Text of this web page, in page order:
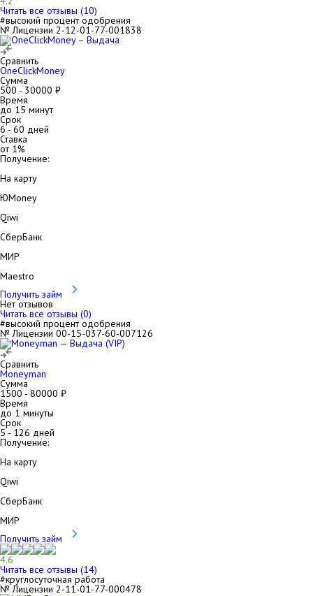
Читать все отзывы (10)
#высокий процент одобрения
№ Лицензии 2-12-01-77-001838
Сравнить
OneClickMoney
Сумма
500 - 30000 ₽
Время
до 15 минут
Срок
6- 60 дней
Ставка
от 1%
Получение:
На карту
ЮMoney
Qiwi
СберБанк
МИР
Maestro
Получить займ
Нет отзывов
Читать все отзывы (0)
#высокий процент одобрения
№ Лицензии 00-15-037-60-007126
Сравнить
Moneyman
Сумма
1500 - 80000 ₽
Время
до 1 минуты
Срок
5- 126 дней
Получение:
На карту
Qiwi
СберБанк
МИР
Получить займ
4.6
Читать все отзывы (14)
#круглосуточная работа
№ Лицензии 2-11-01-77-000478